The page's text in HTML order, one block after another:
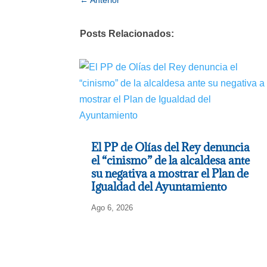
Posts Relacionados:
El PP de Olías del Rey denuncia
el “cinismo” de la alcaldesa ante
su negativa a mostrar el Plan de
Igualdad del Ayuntamiento
Ago 6, 2026